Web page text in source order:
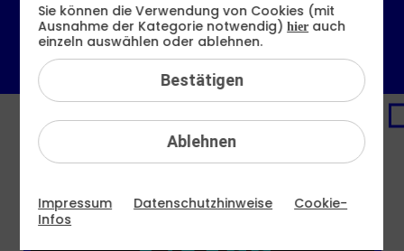
6 GB 12 GB 16 GB 60 GB
16 GB
Ablehnen
Sie können die Verwendung von Cookies (mit
Ausnahme der Kategorie notwendig)hierauch
einzeln auswählen oder ablehnen.
Bestätigen
Impressum Datenschutzhinweise
Cookie-
Infos